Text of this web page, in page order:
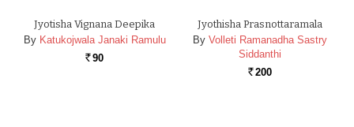
Jyotisha Vignana Deepika
By Katukojwala Janaki Ramulu
Rs. 90
Jyothisha Prasnottaramala
By Volleti Ramanadha Sastry
Siddanthi
Rs. 200